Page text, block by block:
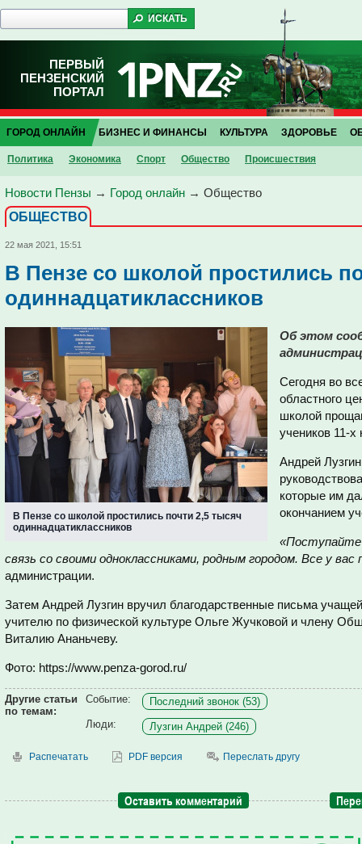
ПЕРВЫЙ
ПЕНЗЕНСКИЙ
ПОРТАЛ
ГОРОД ОНЛАЙН
Политика Экономика Спорт Общество Проиcшествия
БИЗНЕС И ФИНАНСЫ КУЛЬТУРА ЗДОРОВЬЕ
Новости Пензы → Город онлайн → Общество
ОБЩЕСТВО
22 мая 2021, 15:51
В Пензе со школой простились
одиннадцатиклассников
В Пензе со школой простились почти 2,5 тысяч
одиннадцатиклассников
Об этом
Сегодня во
областного
школой
учеников 11-х
Андрей
которые им
окончанием
связь со своими одноклассниками, родным городом. Все у вас
администрации.
Затем Андрей Лузгин вручил благодарственные письма
учителю по физической культуре Ольге Жучковой и члену
Виталию Ананьчеву.
Фото: https://www.penza-gorod.ru/
Другие статьи
по темам:
Событие:
Последний звонок (53)
Люди:
Лузгин Андрей (246)
Распечатать PDF версия Переслать другу
Оставить комментарий